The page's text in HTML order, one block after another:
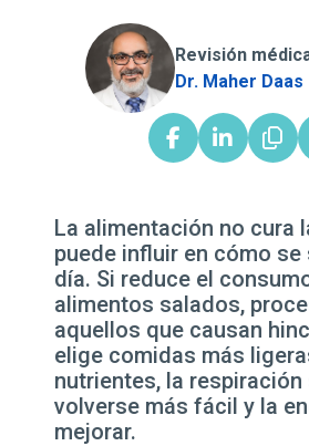
Revisión
Dr. Maher Daas
La alimentación no cura
puede influir en cómo se
día. Si reduce el
alimentos salados,
aquellos que causan
elige comidas más
nutrientes, la respiración
volverse más fácil y la
mejorar.